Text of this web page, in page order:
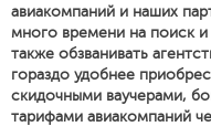
авиакомпаний и наших
много времени на поиск и
также обзванивать
гораздо удобнее
скидочными ваучерами,
тарифами авиакомпаний